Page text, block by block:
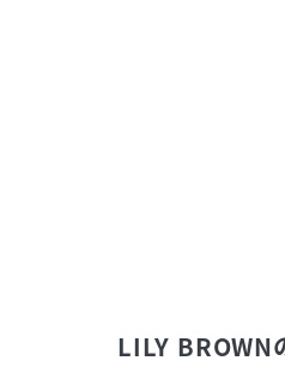
LILY BROWN